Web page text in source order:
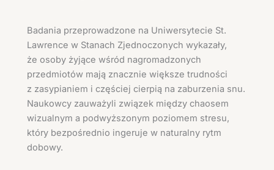
Badania przeprowadzone na Uniwersytecie St.
Lawrence w Stanach Zjednoczonych wykazały,
że osoby żyjące wśród nagromadzonych
przedmiotów mają znacznie większe trudności
z zasypianiem i częściej cierpią na zaburzenia snu.
Naukowcy zauważyli związek między chaosem
wizualnym a podwyższonym poziomem stresu,
który bezpośrednio ingeruje w naturalny rytm
dobowy.